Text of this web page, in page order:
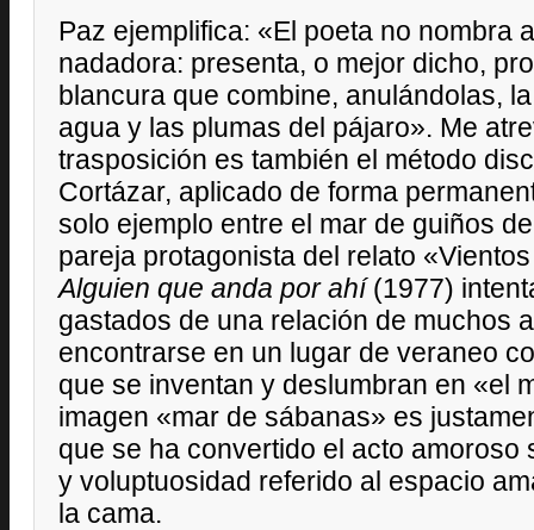
Paz ejemplifica: «El poeta no nombra
nadadora: presenta, o mejor dicho,
blancura que combine, anulándolas,
agua y las plumas del pájaro». Me
trasposición es también el método
Cortázar, aplicado de forma
solo ejemplo entre el mar de guiños
pareja protagonista del relato
Alguien que anda por ahí(1977)
gastados de una relación de muchos
encontrarse en un lugar de veraneo
que se inventan y deslumbran en «el
imagen «mar de sábanas» es
que se ha convertido el acto amoroso
y voluptuosidad referido al espacio
la cama.